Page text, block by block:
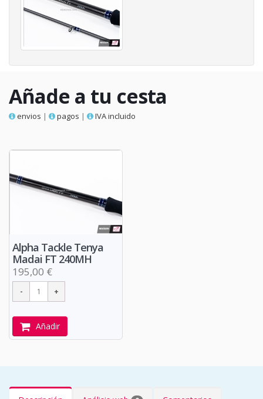
Añade a tu cesta
envios | pagos | IVA incluido
Alpha Tackle Tenya
Madai FT 240MH
195,00 €
Añadir